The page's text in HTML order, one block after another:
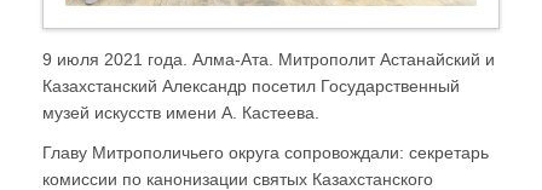
9 июля 2021 года. Алма-Ата. Митрополит Астанайский и
Казахстанский Александр посетил Государственный
музей искусств имени А. Кастеева.
Главу Митрополичьего округа сопровождали: секретарь
комиссии по канонизации святых Казахстанского